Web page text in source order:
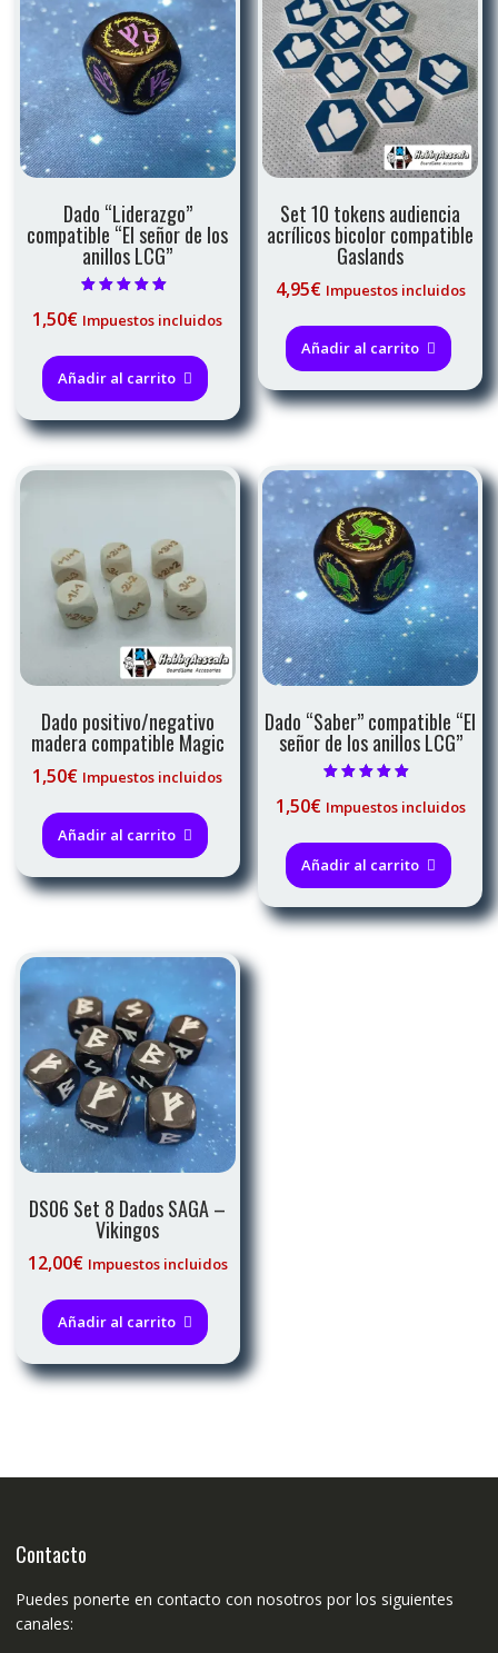
Dado “Liderazgo”
compatible “El señor de los
anillos LCG”
5.00
1,50€ Impuestos incluidos
Añadir al carrito
Set 10 tokens audiencia
acrílicos bicolor compatible
Gaslands
4,95€ Impuestos incluidos
Añadir al carrito
Dado positivo/negativo
madera compatible Magic
1,50€ Impuestos incluidos
Añadir al carrito
Dado “Saber” compatible “El
señor de los anillos LCG”
5.00
de 5
1,50€ Impuestos incluidos
Añadir al carrito
DS06 Set 8 Dados SAGA –
Vikingos
12,00€ Impuestos incluidos
Añadir al carrito
Contacto
Puedes ponerte en contacto con nosotros por los siguientes
canales: